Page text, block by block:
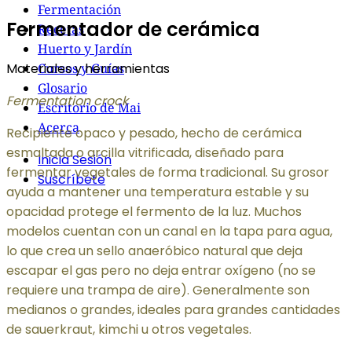
Fermentación
Recetas
Huerto y Jardín
Cursos y Guías
Glosario
Escritorio de Mai
Acerca
Inicia Sesión
Suscríbete
Fermentador de cerámica
Materiales y herramientas
Fermentation crock
Recipiente opaco y pesado, hecho de cerámica
esmaltada o arcilla vitrificada, diseñado para
fermentar vegetales de forma tradicional. Su grosor
ayuda a mantener una temperatura estable y su
opacidad protege el fermento de la luz. Muchos
modelos cuentan con un canal en la tapa para agua,
lo que crea un sello anaeróbico natural que deja
escapar el gas pero no deja entrar oxígeno (no se
requiere una trampa de aire). Generalmente son
medianos o grandes, ideales para grandes cantidades
de sauerkraut, kimchi u otros vegetales.